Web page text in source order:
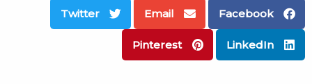
Facebook
Email
Twitter
LinkedIn
Pinterest